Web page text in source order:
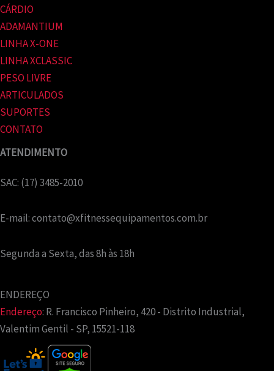
CÁRDIO
ADAMANTIUM
LINHA X-ONE
LINHA XCLASSIC
PESO LIVRE
ARTICULADOS
SUPORTES
CONTATO
ATENDIMENTO
SAC: (17) 3485-2010
E-mail:contato@xfitnessequipamentos.com.br
Segunda a Sexta, das 8h às 18h
ENDEREÇO
Endereço: R. Francisco Pinheiro, 420 - Distrito Industrial,
Valentim Gentil - SP, 15521-118